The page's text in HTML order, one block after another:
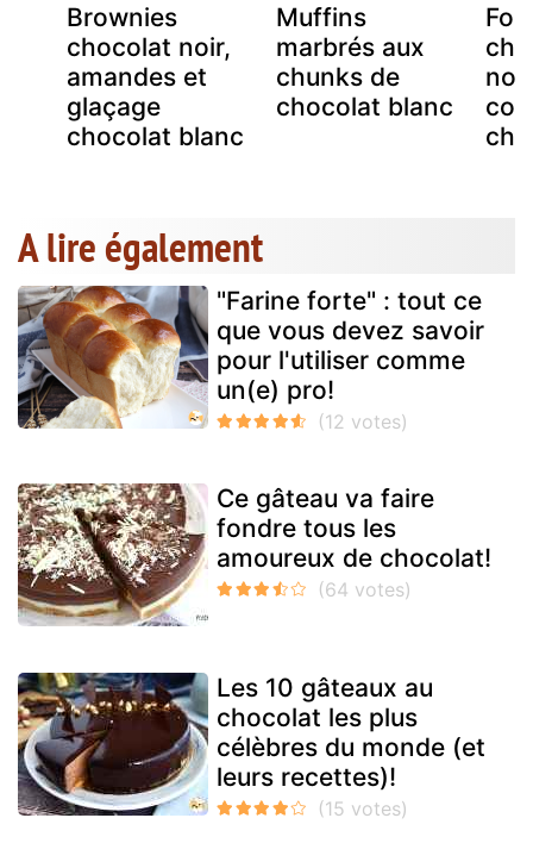
Brownies
chocolat noir,
amandes et
glaçage
chocolat blanc
Muffins
marbrés aux
chunks de
chocolat blanc
A lire également
"Farine forte" : tout ce
que vous devez savoir
pour l'utiliser comme
un(e) pro!
Ce gâteau va faire
fondre tous les
amoureux de chocolat!
Les 10 gâteaux au
chocolat les plus
célèbres du monde (et
leurs recettes)!